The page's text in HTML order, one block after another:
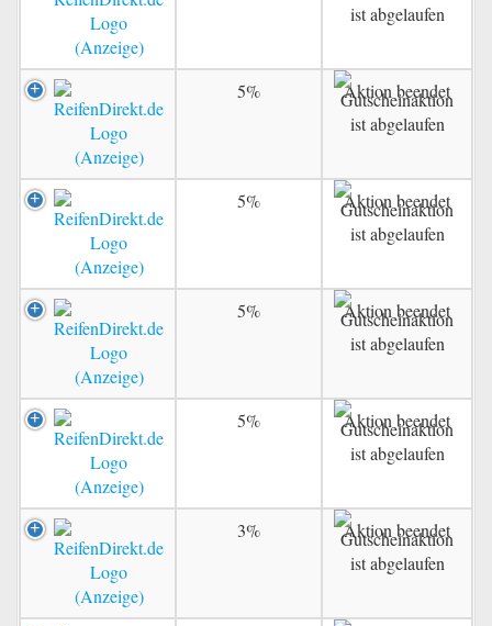
5% Aktion beendet
5% Aktion beendet
5% Aktion beendet
5% Aktion beendet
3% Aktion beendet